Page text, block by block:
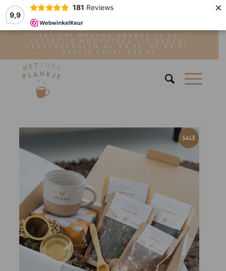
9,9
181 Reviews ×
LET OP! WEGENS DRUKTE IS DE
LEVERTIJD MOMENTEEL 1-2 DAGEN!
VERZENDKOSTEN NL €4,95, BE €8,95,
GRATIS VANAF €69,90
SALE